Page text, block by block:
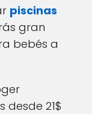
piscinas
gran
bebés a
desde 21$